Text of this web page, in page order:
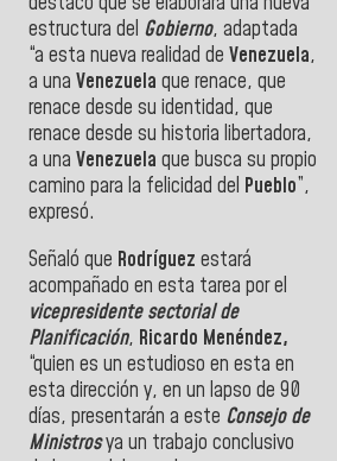
estructura del Gobierno, adaptada
“a esta nueva realidad de Venezuela,
a una Venezuela que renace, que
renace desde su identidad, que
renace desde su historia libertadora,
a una Venezuela que busca su propio
camino para la felicidad del Pueblo”,
expresó.
Señaló que Rodríguez estará
acompañado en esta tarea por el
vicepresidente sectorial de
Planificación, Ricardo Menéndez,
“quien es un estudioso en esta en
esta dirección y, en un lapso de 90
días, presentarán a este Consejo de
Ministrosya un trabajo conclusivo